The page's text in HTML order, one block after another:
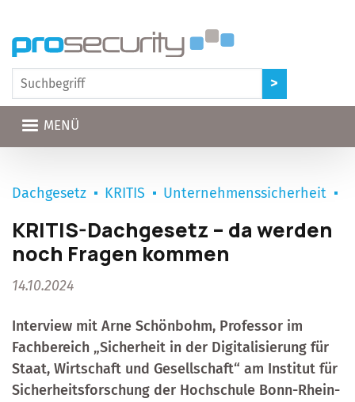
MENÜ
Dachgesetz KRITIS Unternehmenssicherheit
KRITIS-Dachgesetz – da werden
noch Fragen kommen
14.10.2024
Interview mit Arne Schönbohm, Professor im
Fachbereich „Sicherheit in der Digitalisierung für
Staat, Wirtschaft und Gesellschaft“ am Institut für
Sicherheitsforschung der Hochschule Bonn-Rhein-